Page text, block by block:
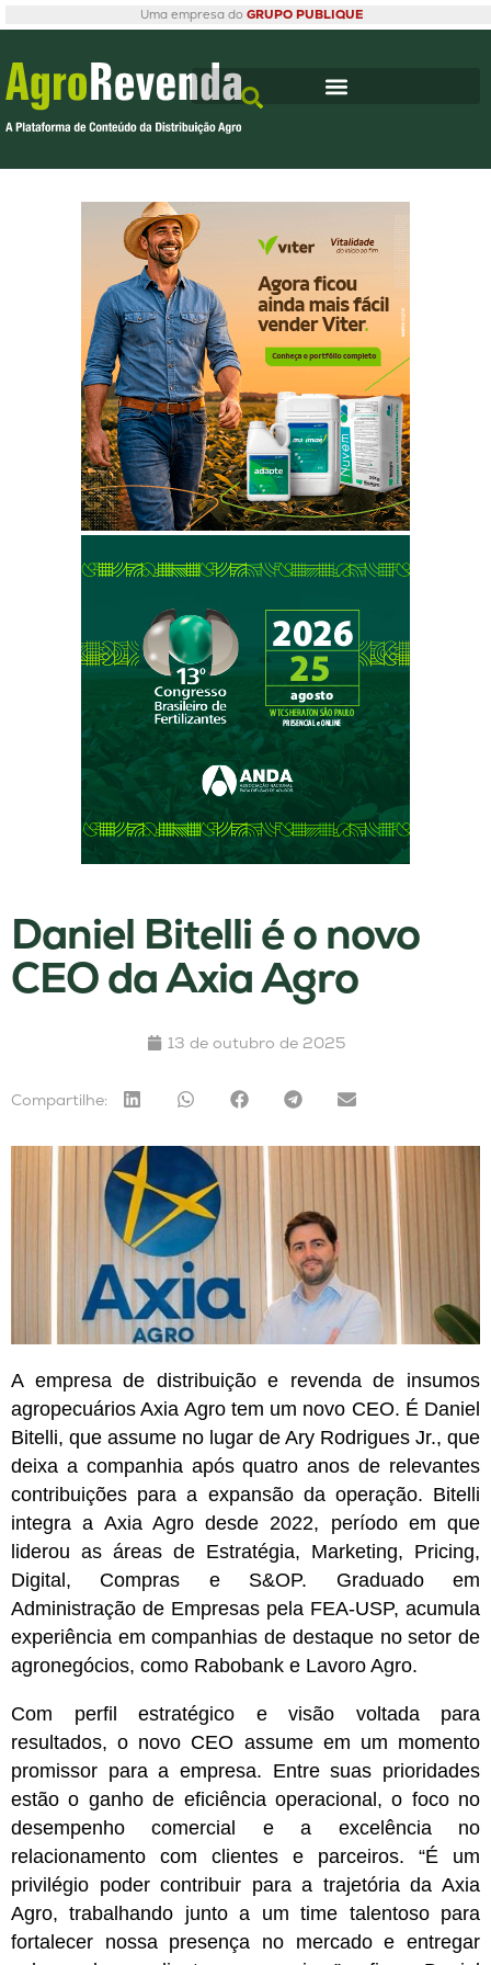
Uma empresa do GRUPO PUBLIQUE
Daniel Bitelli é o novo
CEO da Axia Agro
13 de outubro de 2025
Compartilhe:
A empresa de distribuição e revenda de insumos
agropecuários Axia Agro tem um novo CEO. É Daniel
Bitelli, que assume no lugar de Ary Rodrigues Jr., que
deixa a companhia após quatro anos de relevantes
contribuições para a expansão da operação. Bitelli
integra a Axia Agro desde 2022, período em que
liderou as áreas de Estratégia, Marketing, Pricing,
Digital, Compras e S&OP. Graduado em
Administração de Empresas pela FEA-USP, acumula
experiência em companhias de destaque no setor de
agronegócios, como Rabobank e Lavoro Agro.
Com perfil estratégico e visão voltada para
resultados, o novo CEO assume em um momento
promissor para a empresa. Entre suas prioridades
estão o ganho de eficiência operacional, o foco no
desempenho comercial e a excelência no
relacionamento com clientes e parceiros. “É um
privilégio poder contribuir para a trajetória da Axia
Agro, trabalhando junto a um time talentoso para
fortalecer nossa presença no mercado e entregar